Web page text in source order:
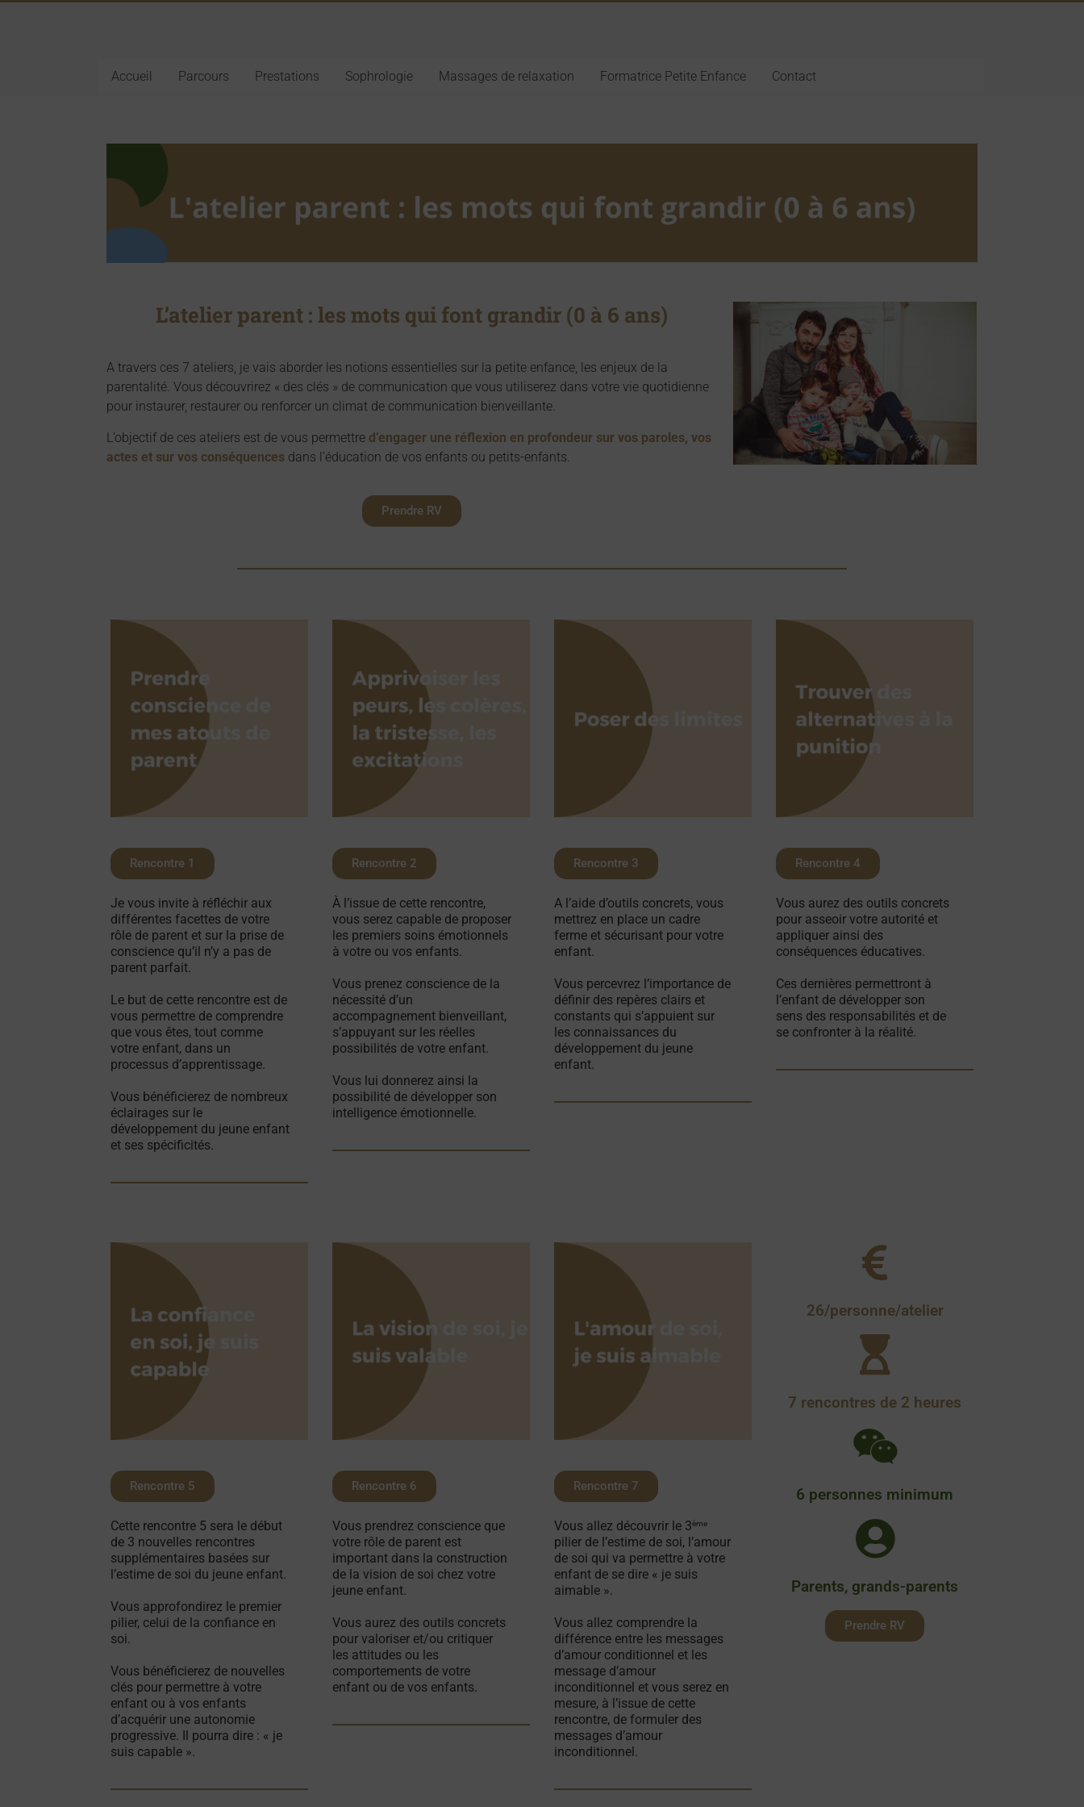
Accueil Parcours Prestations Sophrologie Massages de relaxation Formatrice Petite Enfance Contact
L’atelier parent : les mots qui font grandir (0 à 6 ans)
A travers ces 7 ateliers, je vais aborder les notions essentielles sur la petite enfance, les enjeux de la
parentalité. Vous découvrirez « des clés » de communication que vous utiliserez dans votre vie quotidienne
pour instaurer, restaurer ou renforcer un climat de communication bienveillante.
L’objectif de ces ateliers est de vous permettre d’engager une réflexion en profondeur sur vos paroles, vos
actes et sur vos conséquences dans l’éducation de vos enfants ou petits-enfants.
Prendre RV
Rencontre 1
Je vous invite à réfléchir aux
différentes facettes de votre
rôle de parent et sur la prise de
conscience qu’il n’y a pas de
parent parfait.
Le but de cette rencontre est de
vous permettre de comprendre
que vous êtes, tout comme
votre enfant, dans un
processus d’apprentissage.
Vous bénéficierez de nombreux
éclairages sur le
développement du jeune enfant
et ses spécificités.
Rencontre 2
À l’issue de cette rencontre,
vous serez capable de proposer
les premiers soins émotionnels
à votre ou vos enfants.
Vous prenez conscience de la
nécessité d’un
accompagnement bienveillant,
s’appuyant sur les réelles
possibilités de votre enfant.
Vous lui donnerez ainsi la
possibilité de développer son
intelligence émotionnelle.
Rencontre 3
A l’aide d’outils concrets, vous
mettrez en place un cadre
ferme et sécurisant pour votre
enfant.
Vous percevrez l’importance de
définir des repères clairs et
constants qui s’appuient sur
les connaissances du
développement du jeune
enfant.
Rencontre 4
Vous aurez des outils concrets
pour asseoir votre autorité et
appliquer ainsi des
conséquences éducatives.
Ces dernières permettront à
l’enfant de développer son
sens des responsabilités et de
se confronter à la réalité.
Rencontre 5
Cette rencontre 5 sera le début
de 3 nouvelles rencontres
supplémentaires basées sur
l’estime de soi du jeune enfant.
Vous approfondirez le premier
pilier, celui de la confiance en
soi.
Vous bénéficierez de nouvelles
clés pour permettre à votre
enfant ou à vos enfants
d’acquérir une autonomie
progressive. Il pourra dire : « je
suis capable ».
Rencontre 6
Vous prendrez conscience que
votre rôle de parent est
important dans la construction
de la vision de soi chez votre
jeune enfant.
Vous aurez des outils concrets
pour valoriser et/ou critiquer
les attitudes ou les
comportements de votre
enfant ou de vos enfants.
Rencontre 7
Vous allez découvrir le 3ème
pilier de l’estime de soi, l’amour
de soi qui va permettre à votre
enfant de se dire « je suis
aimable ».
Vous allez comprendre la
différence entre les messages
d’amour conditionnel et les
message d’amour
inconditionnel et vous serez en
mesure, à l’issue de cette
rencontre, de formuler des
messages d’amour
inconditionnel.
26/personne/atelier
7 rencontres de 2 heures
6 personnes minimum
Parents, grands-parents
Prendre RV